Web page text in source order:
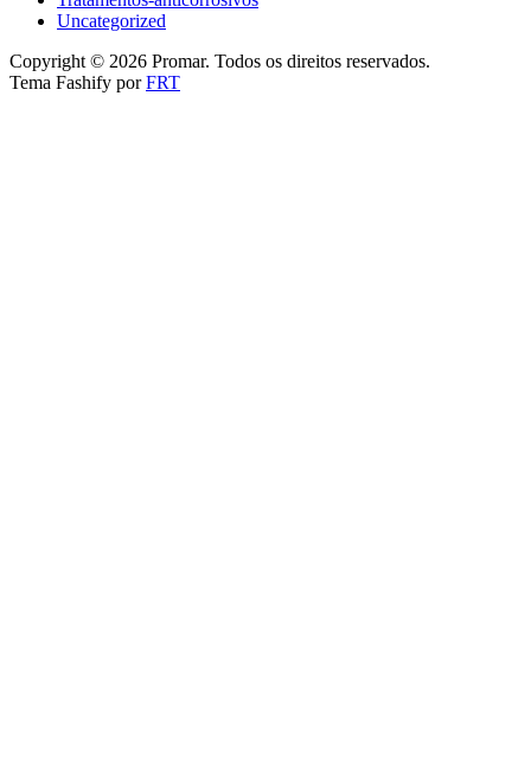
Uncategorized
Copyright © 2026 Promar. Todos os direitos reservados.
Tema Fashify porFRT